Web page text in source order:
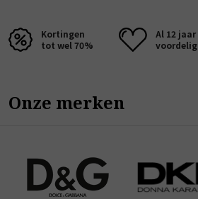
Kortingen
tot wel 70%
Al 12 jaar
voordelig
Onze merken